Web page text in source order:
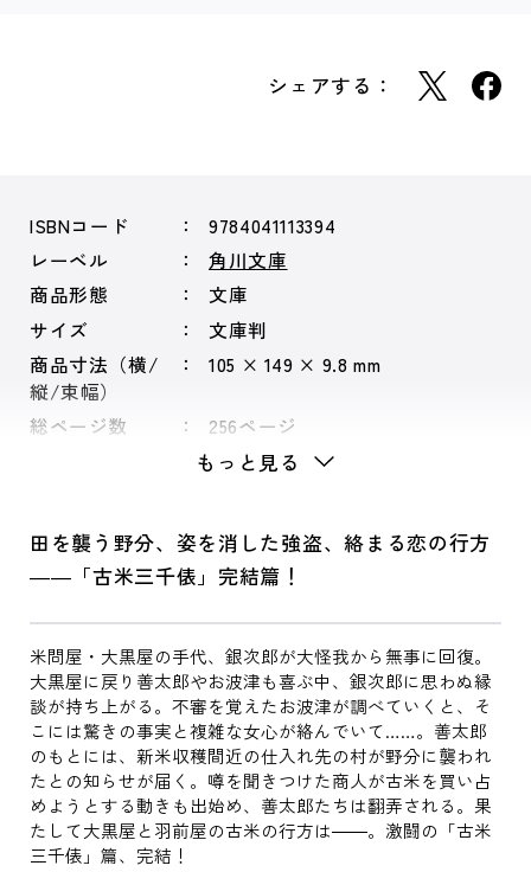
シェアする：
ISBNコード
9784041113394
レーベル
角川文庫
商品形態
文庫
サイズ
文庫判
商品寸法（横/
縦/束幅）
105 × 149 × 9.8 mm
総ページ数 256ページ
もっと見る
田を襲う野分、姿を消した強盗、絡まる恋の行方
――「古米三千俵」完結篇！
米問屋・大黒屋の手代、銀次郎が大怪我から無事に回復。
大黒屋に戻り善太郎やお波津も喜ぶ中、銀次郎に思わぬ縁
談が持ち上がる。不審を覚えたお波津が調べていくと、そ
こには驚きの事実と複雑な女心が絡んでいて……。善太郎
のもとには、新米収穫間近の仕入れ先の村が野分に襲われ
たとの知らせが届く。噂を聞きつけた商人が古米を買い占
めようとする動きも出始め、善太郎たちは翻弄される。果
たして大黒屋と羽前屋の古米の行方は――。激闘の「古米
三千俵」篇、完結！